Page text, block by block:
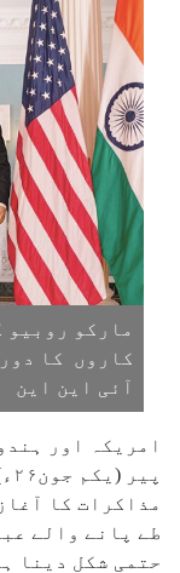
مارکو روبیو
کاروں کا
آئی این این
امریکہ اور
مذاکرات کا
طے پانے والے
حتمی شکل دینا